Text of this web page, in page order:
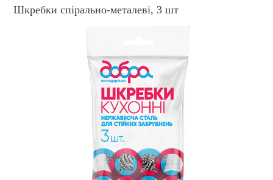
Шкребки спірально-металеві, 3 шт